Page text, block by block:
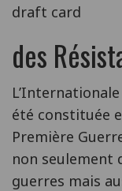
des
été constituée
Première
non seulement
guerres mais